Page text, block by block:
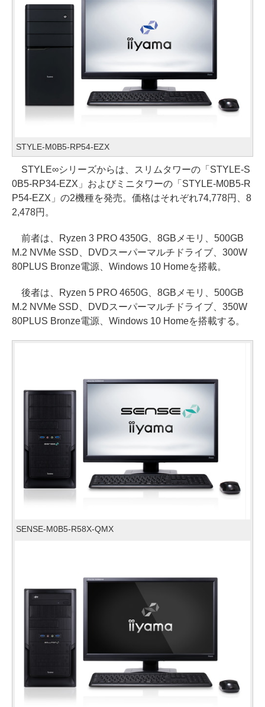
STYLE-M0B5-RP54-EZX
STYLE∞シリーズからは、スリムタワーの「STYLE-S
0B5-RP34-EZX」およびミニタワーの「STYLE-M0B5-R
P54-EZX」の2機種を発売。価格はそれぞれ74,778円、8
2,478円。
前者は、Ryzen 3 PRO 4350G、8GBメモリ、500GB
M.2 NVMe SSD、DVDスーパーマルチドライブ、300W
80PLUS Bronze電源、Windows 10 Homeを搭載。
後者は、Ryzen 5 PRO 4650G、8GBメモリ、500GB
M.2 NVMe SSD、DVDスーパーマルチドライブ、350W
80PLUS Bronze電源、Windows 10 Homeを搭載する。
SENSE-M0B5-R58X-QMX